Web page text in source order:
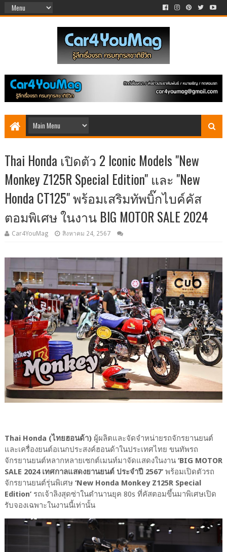
Thai Honda เปิดตัว 2 Iconic Models "New
Monkey Z125R Special Edition" และ "New
Honda CT125" พร้อมเสริมทัพบิ๊กไบค์คัส
ตอมพิเศษ ในงาน BIG MOTOR SALE 2024
Car4YouMag สิงหาคม 24, 2567
Thai Honda (ไทยฮอนด้า)ผู้ผลิตและจัดจำหน่ายรถจักรยานยนต์
และเครื่องยนต์อเนกประสงค์ฮอนด้าในประเทศไทย ขนทัพรถ
จักรยานยนต์หลากหลายเซกต์เมนท์มาจัดแสดงในงาน ‘BIG MOTOR
SALE 2024 เทศกาลแสดงยานยนต์ ประจำปี 2567’พร้อมเปิดตัวรถ
จักรยานยนต์รุ่นพิเศษ ‘New Honda Monkey Z125R Special
Edition’รถเจ้าลิงสุดซ่าในตำนานยุค 80s ที่คัสตอมขึ้นมาพิเศษเปิด
รับจองเฉพาะในงานนี้เท่านั้น